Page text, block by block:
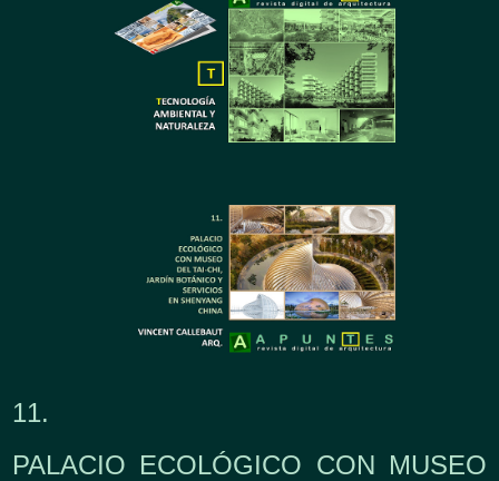
11.
PALACIO ECOLÓGICO CON MUSEO